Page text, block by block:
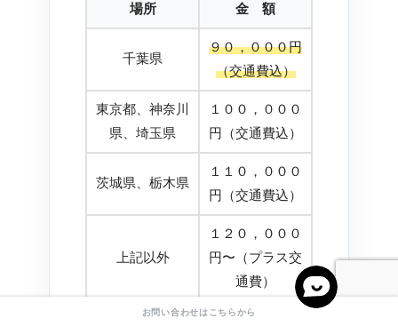
場所 金 額
千葉県
９０，０００円
（交通費込）
東京都、神奈川
県、埼玉県
１００，０００
円（交通費込）
茨城県、栃木県
１１０，０００
円（交通費込）
上記以外
１２０，０００
円〜（プラス交
通費）
※千葉市内からの1人分の出張費用となりま
お問い合わせはこちらから